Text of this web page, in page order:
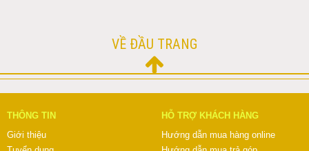
VỀ ĐẦU TRANG
THÔNG TIN
Giới thiệu
HỖ TRỢ KHÁCH HÀNG
Hướng dẫn mua hàng online